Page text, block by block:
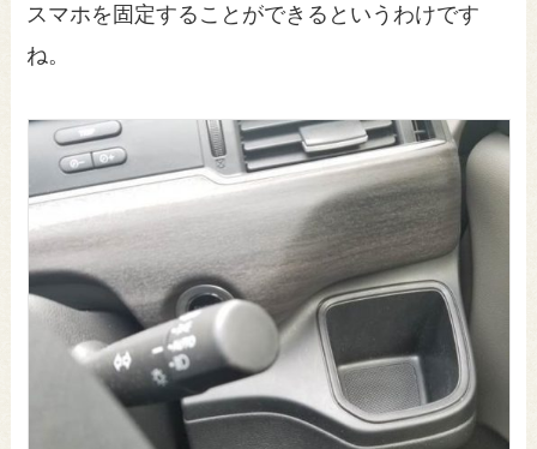
スマホを固定することができるというわけです
ね。